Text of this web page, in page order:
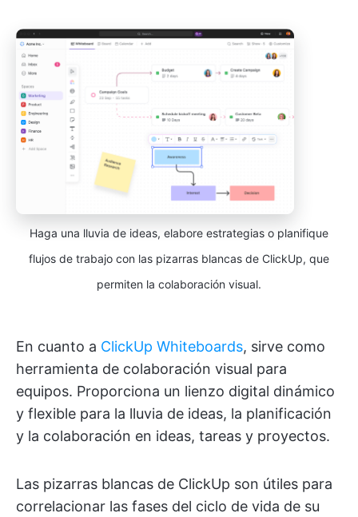
Haga una lluvia de ideas, elabore estrategias o planifique
flujos de trabajo con las pizarras blancas de ClickUp, que
permiten la colaboración visual.
En cuanto a ClickUp Whiteboards, sirve como
herramienta de colaboración visual para
equipos. Proporciona un lienzo digital dinámico
y flexible para la lluvia de ideas, la planificación
y la colaboración en ideas, tareas y proyectos.
Las pizarras blancas de ClickUp son útiles para
correlacionar las fases del ciclo de vida de su